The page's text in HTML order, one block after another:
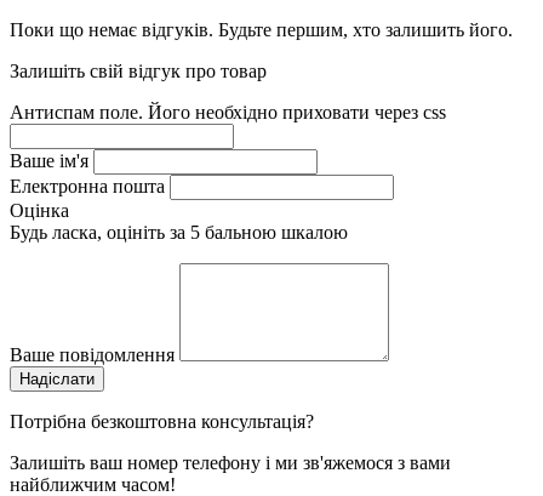
Поки що немає відгуків. Будьте першим, хто залишить його.
Залишіть свій відгук про товар
Антиспам поле. Його необхідно приховати через css
Ваше ім'я
Електронна пошта
Оцінка
Будь ласка, оцініть за 5 бальною шкалою
Ваше повідомлення
Потрібна безкоштовна консультація?
Залишіть ваш номер телефону і ми зв'яжемося з вами
найближчим часом!